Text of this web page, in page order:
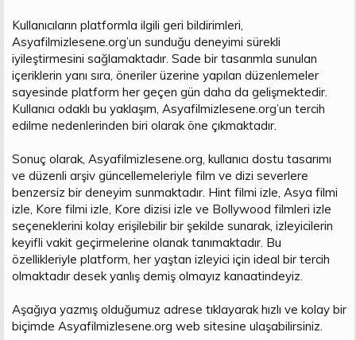
Kullanıcıların platformla ilgili geri bildirimleri,
Asyafilmizlesene.org’un sunduğu deneyimi sürekli
iyileştirmesini sağlamaktadır. Sade bir tasarımla sunulan
içeriklerin yanı sıra, öneriler üzerine yapılan düzenlemeler
sayesinde platform her geçen gün daha da gelişmektedir.
Kullanıcı odaklı bu yaklaşım, Asyafilmizlesene.org’un tercih
edilme nedenlerinden biri olarak öne çıkmaktadır.
Sonuç olarak, Asyafilmizlesene.org, kullanıcı dostu tasarımı
ve düzenli arşiv güncellemeleriyle film ve dizi severlere
benzersiz bir deneyim sunmaktadır. Hint filmi izle, Asya filmi
izle, Kore filmi izle, Kore dizisi izle ve Bollywood filmleri izle
seçeneklerini kolay erişilebilir bir şekilde sunarak, izleyicilerin
keyifli vakit geçirmelerine olanak tanımaktadır. Bu
özellikleriyle platform, her yaştan izleyici için ideal bir tercih
olmaktadır desek yanlış demiş olmayız kanaatindeyiz.
Aşağıya yazmış olduğumuz adrese tıklayarak hızlı ve kolay bir
biçimde Asyafilmizlesene.org web sitesine ulaşabilirsiniz.